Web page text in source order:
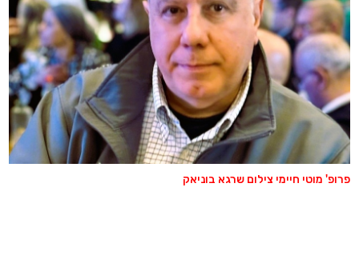
פרופ' מוטי חיימי צילום שרגא בוניאק